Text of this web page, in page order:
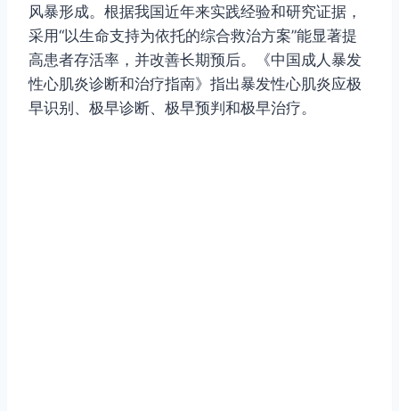
风暴形成。根据我国近年来实践经验和研究证据，
采用“以生命支持为依托的综合救治方案”能显著提
高患者存活率，并改善长期预后。《中国成人暴发
性心肌炎诊断和治疗指南》指出暴发性心肌炎应极
早识别、极早诊断、极早预判和极早治疗。